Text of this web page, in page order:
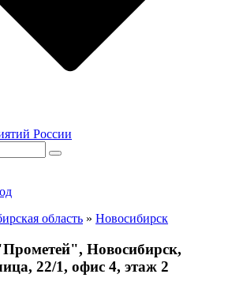
России
область » Новосибирск
Новосибирск,
22/1, офис 4, этаж 2